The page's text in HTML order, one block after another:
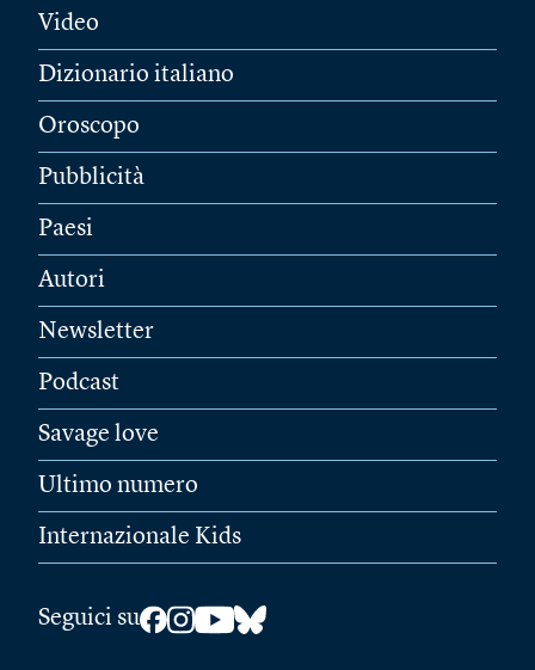
Video
Dizionario italiano
Oroscopo
Pubblicità
Paesi
Autori
Newsletter
Podcast
Savage love
Ultimo numero
Internazionale Kids
Seguici su